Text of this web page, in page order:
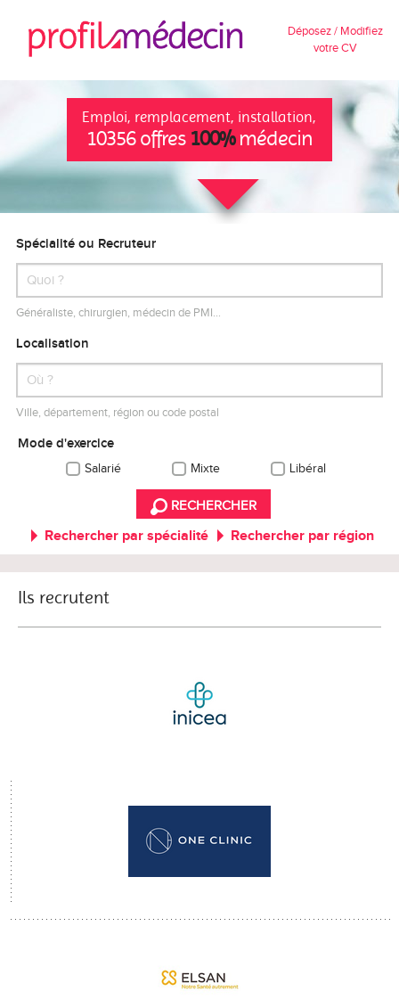
Déposez / Modifiez
votre CV
Emploi, remplacement, installation,
10356 offres 100%médecin
Spécialité ou Recruteur
Généraliste, chirurgien, médecin de PMI…
Localisation
Ville, département, région ou code postal
Mode d'exercice
Salarié Mixte Libéral
RECHERCHER
Rechercher par spécialité Rechercher par région
Ils recrutent